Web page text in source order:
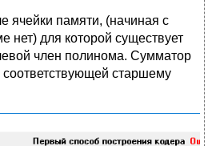
ячейки памяти, (начиная с
нет) для которой существует
член полинома. Сумматор
соответствующей старшему